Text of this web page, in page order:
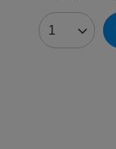
Ilość